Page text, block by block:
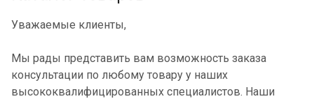
Уважаемые клиенты,
Мы рады представить вам возможность заказа
консультации по любому товару у наших
высококвалифицированных специалистов. Наши